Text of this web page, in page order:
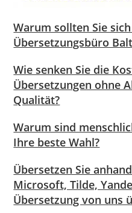
Warum sollten Sie
Übersetzungsbüro
Wie senken Sie die
Übersetzungen ohne
Qualität?
Warum sind
Ihre beste Wahl?
Übersetzen Sie
Microsoft, Tilde,
Übersetzung von uns